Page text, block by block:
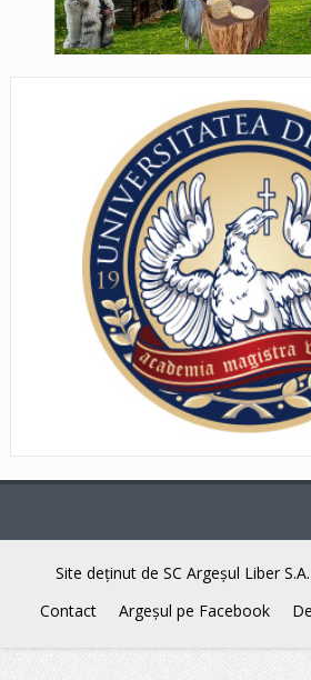
Site deţinut de SC Argeşul Liber
Contact
Argeşul pe Facebook